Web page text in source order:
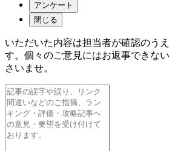
アンケート
閉じる
いただいた内容は担当者が確認のう
す。個々のご意見にはお返事できな
さいませ。